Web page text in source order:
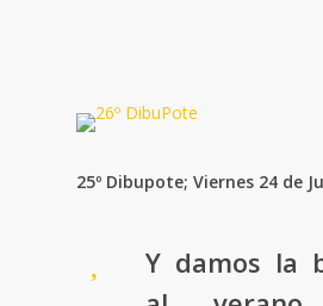
25º Dibupote; Viernes 24 de
Y damos la